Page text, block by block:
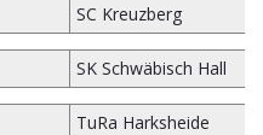
SC Kreuzberg
SK Schwäbisch Hall
TuRa Harksheide